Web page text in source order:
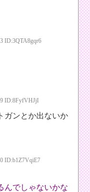
ID:3QTA8gqr6
ID:8FyfVHJjI
ガンとか出ないか
ID:b1Z7VqiE7
んでしゃないかな